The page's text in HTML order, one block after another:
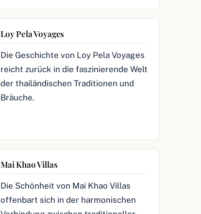
Loy Pela Voyages
Die Geschichte von Loy Pela Voyages
reicht zurück in die faszinierende Welt
der thailändischen Traditionen und
Bräuche.
Mai Khao Villas
Die Schönheit von Mai Khao Villas
offenbart sich in der harmonischen